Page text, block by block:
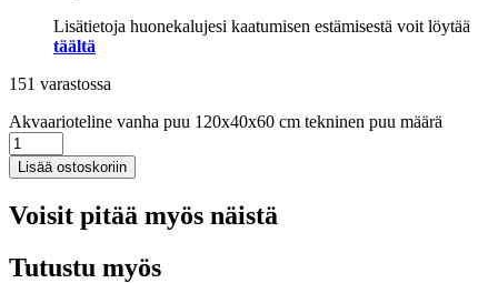
Lisätietoja huonekalujesi kaatumisen estämisestä voit löytää
täältä
151 varastossa
Akvaarioteline vanha puu 120x40x60 cm tekninen puu määrä
Lisää ostoskoriin
Voisit pitää myös näistä
Tutustu myös